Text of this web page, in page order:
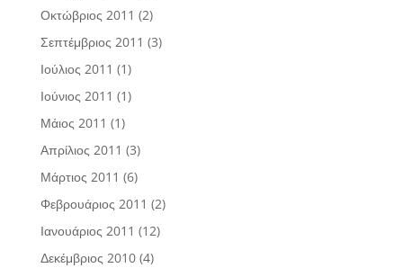
Οκτώβριος 2011 (2)
Σεπτέμβριος 2011 (3)
Ιούλιος 2011 (1)
Ιούνιος 2011 (1)
Μάιος 2011 (1)
Απρίλιος 2011 (3)
Μάρτιος 2011 (6)
Φεβρουάριος 2011 (2)
Ιανουάριος 2011 (12)
Δεκέμβριος 2010(4)